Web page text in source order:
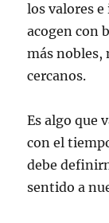
los valores e
acogen con
más nobles,
cercanos.
Es algo que
con el
debe
sentido a